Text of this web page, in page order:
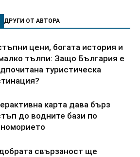
ДРУГИ ОТ АВТОРА
цени, богата история и
тълпи: Защо България е
туристическа
карта дава бърз
до водните бази по
свързаност ще